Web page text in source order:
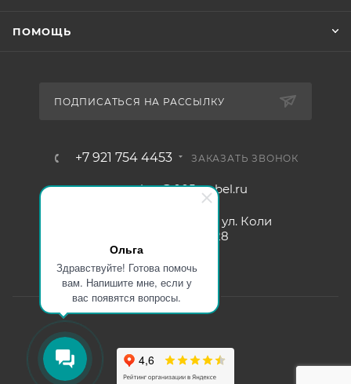
Ольга
Здравствуйте! Готова помочь
вам. Напишите мне, если у
вас появятся вопросы.
ПОМОЩЬ
ПОДПИСАТЬСЯ НА РАССЫЛКУ
+7 921 754 4453 ЗАКАЗАТЬ ЗВОНОК
zakaz@005mebel.ru
г. Санкт-Петербург, ул. Коли
Томчака д. 28